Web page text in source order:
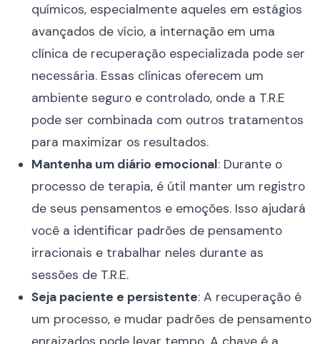
químicos, especialmente aqueles em estágios
avançados de vício, a internação em uma
clínica de recuperação especializada pode ser
necessária. Essas clínicas oferecem um
ambiente seguro e controlado, onde a T.R.E
pode ser combinada com outros tratamentos
para maximizar os resultados.
Mantenha um diário emocional: Durante o
processo de terapia, é útil manter um registro
de seus pensamentos e emoções. Isso ajudará
você a identificar padrões de pensamento
irracionais e trabalhar neles durante as
sessões de T.R.E.
Seja paciente e persistente: A recuperação é
um processo, e mudar padrões de pensamento